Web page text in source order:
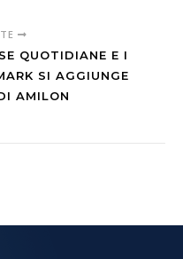
QUOTIDIANE E I
SI AGGIUNGE
AMILON